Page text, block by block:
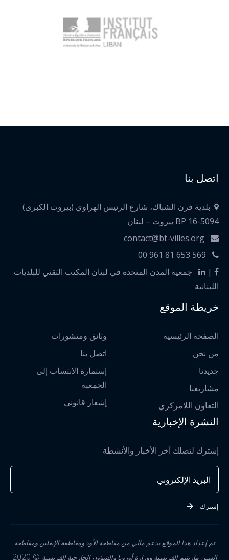
اتصل بنا
بلدية فرن الشباك، شارع الرئيس الهراوي (بيروت الكبرى)
BP 16-5094 بيروت – لبنان
00 961 81 653 569
|
جمعية المدن المتحدة في لبنان المكتب التقني للبلديات
اللبنانية
خريطة الموقع
الصفحة الرئيسية
من نحن
جديدنا
مشاريعنا
التعاون اللامركزي
وثائق ومنشورات
اتصل بنا
إستمارة الانتساب إلى
الجمعية
إشعار قانوني
النشرة الإخبارية
إشترك لتصلك آخر الأخبار والأنشطة
إشترك
تم إعداد هذا الموقع بدعم مالي من مقاطعة الأود ومقاطعة الإيفلين ومقاطعة
السين ماريتيم الفرنسية ووزارة أوروبا والشؤون الخارجية الفرنسية
© 2020